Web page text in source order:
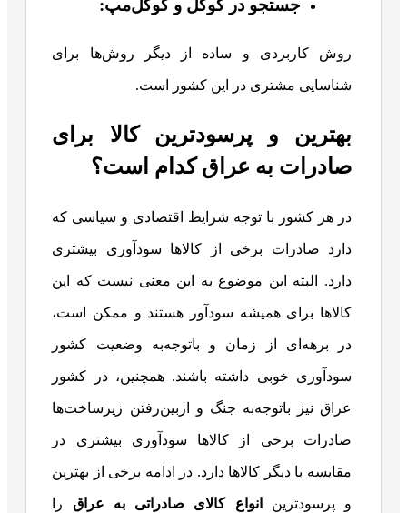
جستجو در گوگل و گوگل‌مپ:
روش کاربردی و ساده از دیگر روش‌ها برای
شناسایی مشتری در این کشور است.
بهترین و پرسودترین کالا برای
صادرات به عراق کدام است؟
در هر کشور با توجه شرایط اقتصادی و سیاسی که
دارد صادرات برخی از کالاها سودآوری بیشتری
دارد. البته این موضوع به این معنی نیست که این
کالاها برای همیشه سودآور هستند و ممکن است،
در برهه‌ای از زمان و باتوجه‌به وضعیت کشور
سودآوری خوبی داشته باشند. همچنین، در کشور
عراق نیز باتوجه‌به جنگ و ازبین‌رفتن زیرساخت‌ها
صادرات برخی از کالاها سودآوری بیشتری در
مقایسه با دیگر کالاها دارد. در ادامه برخی از بهترین
و پرسودترین انواع کالای صادراتی به عراق را